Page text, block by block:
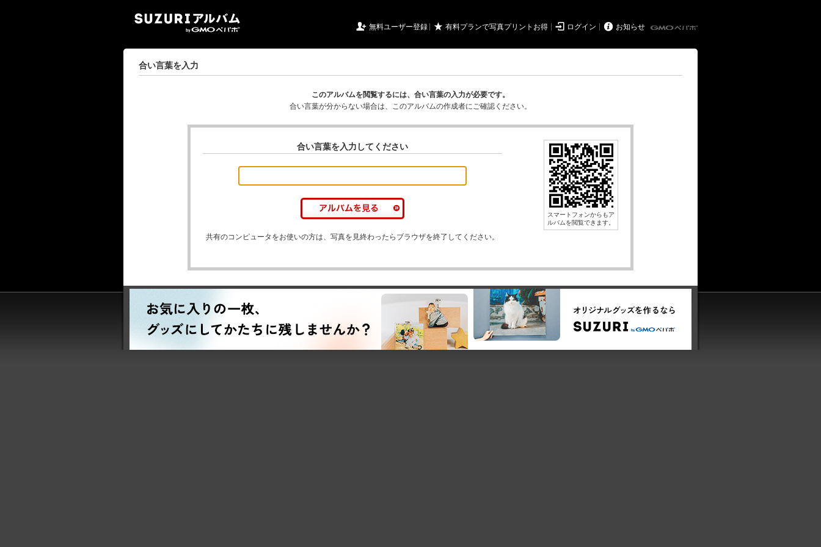
 無料ユーザー登録 ★ 有料プランで写真プリントお得  ログイン  お知らせ
合い言葉を入力
このアルバムを閲覧するには、合い言葉の入力が必要です。
合い言葉が分からない場合は、このアルバムの作成者にご確認ください。
合い言葉を入力してください
共有のコンピュータをお使いの方は、写真を見終わったらブラウザを終了してください。
スマートフォンからもア
ルバムを閲覧できます。